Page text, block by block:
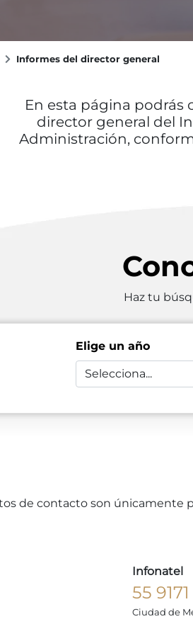
Informes del director general
En esta página podrás
director general del
Administración,
Haz tu
Elige un año
Selecciona...
de contacto son únicamente
Infonatel
55
Ciudad de